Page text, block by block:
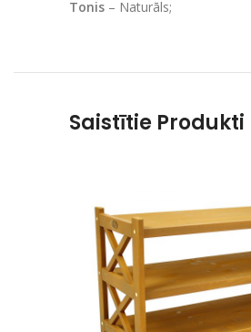
Tonis – Naturāls;
Saistītie Produkti